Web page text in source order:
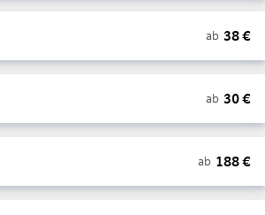
ab 38€
ab 30€
ab 188€